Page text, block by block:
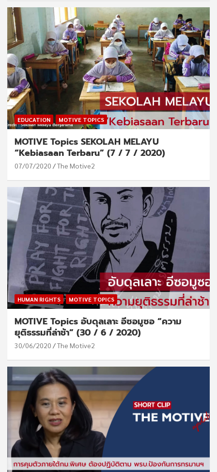
EDUCATION MOTIVE TOPICS
MOTIVE Topics SEKOLAH MELAYU
“Kebiasaan Terbaru” (7 / 7 / 2020)
07/07/2020 The Motive2
HUMAN RIGHTS MOTIVE TOPICS
MOTIVE Topics อับดุลเลาะ อีซอมูซอ “ความ
ยุติธรรมที่ล่าช้า” (30 / 6 / 2020)
30/06/2020 The Motive2